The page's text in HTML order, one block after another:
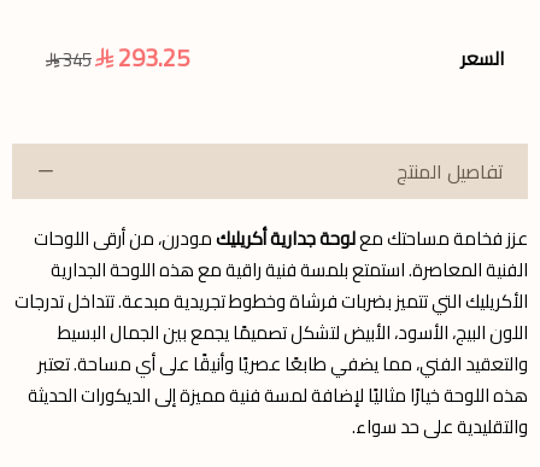
السعر 293.25
345
تفاصيل المنتج
عزز فخامة مساحتك معلوحة جدارية أكريليكمودرن، من أرقى اللوحات
الفنية المعاصرة. استمتع بلمسة فنية راقية مع هذه اللوحة الجدارية
الأكريليك التي تتميز بضربات فرشاة وخطوط تجريدية مبدعة. تتداخل تدرجات
اللون البيج، الأسود، الأبيض لتشكل تصميمًا يجمع بين الجمال البسيط
والتعقيد الفني، مما يضفي طابعًا عصريًا وأنيقًا على أي مساحة. تعتبر
هذه اللوحة خيارًا مثاليًا لإضافة لمسة فنية مميزة إلى الديكورات الحديثة
والتقليدية على حد سواء.